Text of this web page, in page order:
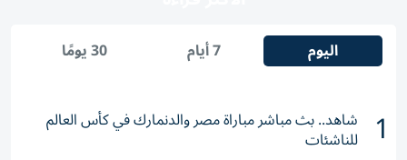
اليوم 7 أيام 30 يومًا
1 شاهد.. بث مباشر مباراة مصر والدنمارك في كأس العالم
للناشئات